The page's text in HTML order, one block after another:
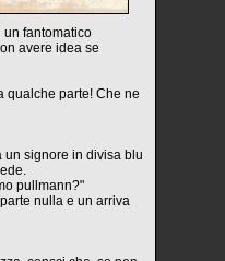
un fantomatico
avere idea se
qualche parte! Che ne
un signore in divisa blu
pullmann?"
nulla e un arriva